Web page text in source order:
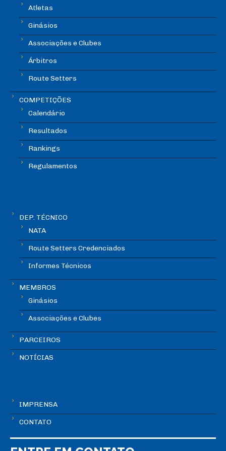
Atletas
Ginásios
Associações e Clubes
Árbitros
Route Setters
COMPETIÇÕES
Calendário
Resultados
Rankings
Regulamentos
DEP. TÉCNICO
NATA
Route Setters Credenciados
Informes Técnicos
MEMBROS
Ginásios
Associações e Clubes
PARCEIROS
NOTÍCIAS
IMPRENSA
CONTATO